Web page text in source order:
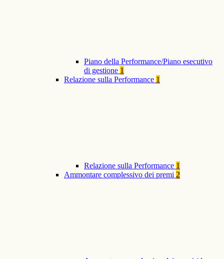
Piano della Performance/Piano esecutivo
di gestione 1
Relazione sulla Performance 1
Relazione sulla Performance 1
Ammontare complessivo dei premi 2